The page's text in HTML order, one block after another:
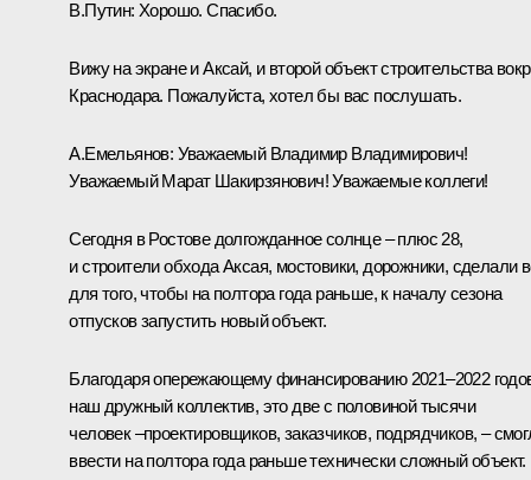
В.Путин: Хорошо. Спасибо.
Вижу на экране и Аксай, и второй объект строительства
Краснодара. Пожалуйста, хотел бы вас послушать.
А.Емельянов: Уважаемый Владимир Владимирович!
Уважаемый Марат Шакирзянович! Уважаемые коллеги!
Сегодня в Ростове долгожданное солнце – плюс 28,
и строители обхода Аксая, мостовики, дорожники, сделали
для того, чтобы на полтора года раньше, к началу сезона
отпусков запустить новый объект.
Благодаря опережающему финансированию 2021–2022
наш дружный коллектив, это две с половиной тысячи
человек –проектировщиков, заказчиков, подрядчиков, –
ввести на полтора года раньше технически сложный объект.